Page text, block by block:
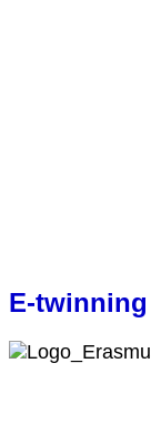
E-